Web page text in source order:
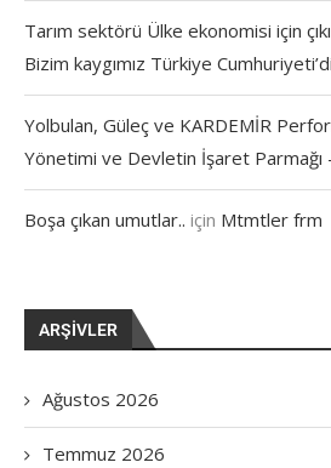
Tarım sektörü Ülke ekonomisi için
Bizim kaygımız Türkiye
Yolbulan, Güleç ve KARDEMİR
Yönetimi ve Devletin İşaret Parmağı
Boşa çıkan umutlar.. için Mtmtler frm
ARŞIVLER
Ağustos 2026
Temmuz 2026